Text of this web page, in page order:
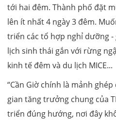
tới hai đêm. Thành phố đặt
lên ít nhất 4 ngày 3 đêm.
triển các tổ hợp nghỉ dưỡng
lịch sinh thái gắn với rừng
kinh tế đêm và du lịch MICE...
“Cần Giờ chính là mảnh
gian tăng trưởng chung của
triển đúng hướng, nơi đây